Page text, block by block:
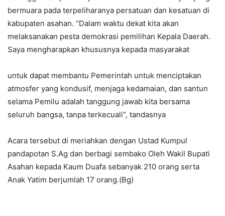
bermuara pada terpeliharanya persatuan dan kesatuan di
kabupaten asahan. “Dalam waktu dekat kita akan
melaksanakan pesta demokrasi pemilihan Kepala Daerah.
Saya mengharapkan khususnya kepada masyarakat
untuk dapat membantu Pemerintah untuk menciptakan
atmosfer yang kondusif, menjaga kedamaian, dan santun
selama Pemilu adalah tanggung jawab kita bersama
seluruh bangsa, tanpa terkecuali”, tandasnya
Acara tersebut di meriahkan dengan Ustad Kumpul
pandapotan S.Ag dan berbagi sembako Oleh Wakil Bupati
Asahan kepada Kaum Duafa sebanyak 210 orang serta
Anak Yatim berjumlah 17 orang.(Bg)